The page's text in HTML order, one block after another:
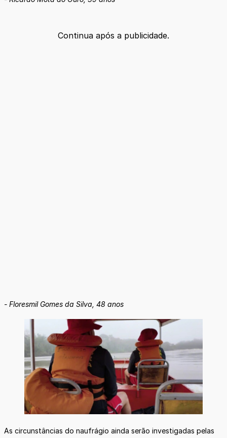
Continua após a publicidade.
- Floresmil Gomes da Silva, 48 anos
As circunstâncias do naufrágio ainda serão investigadas pelas